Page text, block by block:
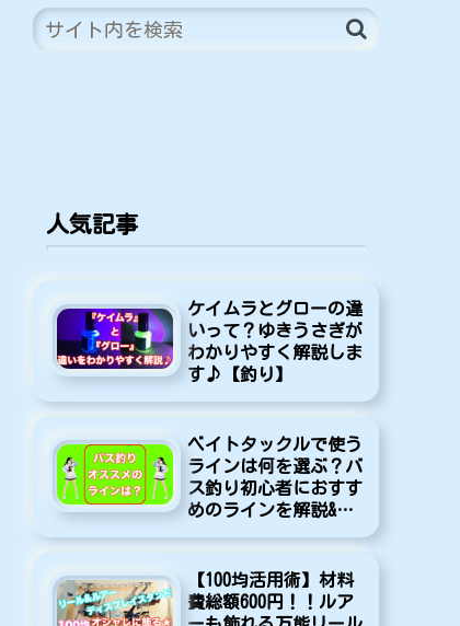
人気記事
ケイムラとグローの違
いって？ゆきうさぎが
わかりやすく解説しま
す♪【釣り】
ベイトタックルで使う
ラインは何を選ぶ？バ
ス釣り初心者におすす
めのラインを解説&紹
【100均活用術】材料
費総額600円！！ルア